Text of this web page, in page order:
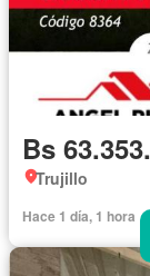
Bs
Trujillo
Hace 1 día, 1 hora